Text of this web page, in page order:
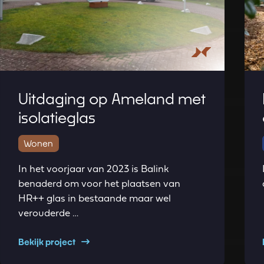
Uitdaging op Ameland met
isolatieglas
Wonen
In het voorjaar van 2023 is Balink
benaderd om voor het plaatsen van
HR++ glas in bestaande maar wel
verouderde …
Bekijk project